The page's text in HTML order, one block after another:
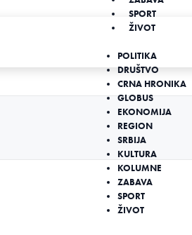
SPORT
ŽIVOT
POLITIKA
DRUŠTVO
CRNA HRONIKA
GLOBUS
EKONOMIJA
REGION
SRBIJA
KULTURA
KOLUMNE
ZABAVA
SPORT
ŽIVOT